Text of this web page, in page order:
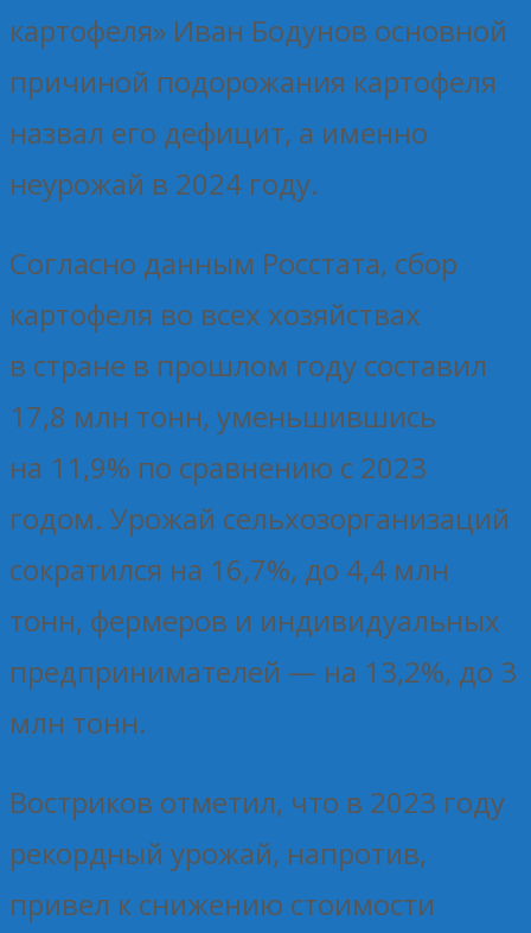
картофеля» Иван Бодунов основной
причиной подорожания картофеля
назвал его дефицит, а именно
неурожай в 2024 году.
Согласно данным Росстата, сбор
картофеля во всех хозяйствах
в стране в прошлом году составил
17,8 млн тонн, уменьшившись
на 11,9% по сравнению с 2023
годом. Урожай сельхозорганизаций
сократился на 16,7%, до 4,4 млн
тонн, фермеров и индивидуальных
предпринимателей — на 13,2%, до 3
млн тонн.
Востриков отметил, что в 2023 году
рекордный урожай, напротив,
привел к снижению стоимости